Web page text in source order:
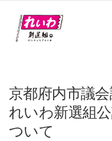
京都府内市議
れいわ新選組
ついて